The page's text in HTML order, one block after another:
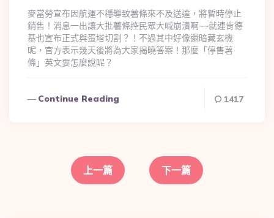
麥當勞宣布因航運不穩導致薯條來不及送達，將暫時停止
銷售！消息一出讓大批薯條控民眾大喊崩潰啊~~就連肯德
基也宣布正式與蛋塔切割？！不過其中好像還暗藏玄機
呢，官方表示幾天後將為大家揭曉答案！那麼「停售薯
條」英文要怎麼說呢？
Continue Reading 1417
上一篇 下一篇